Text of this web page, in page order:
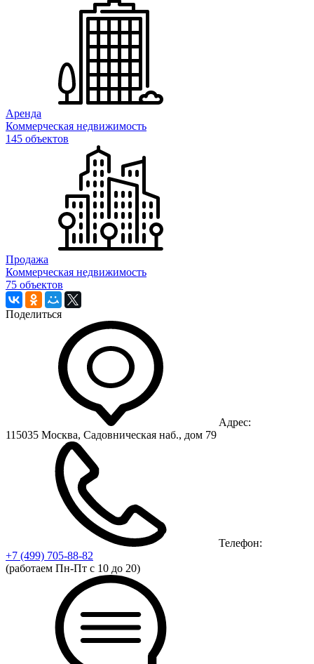
Аренда
Коммерческая недвижимость
145 объектов
Продажа
Коммерческая недвижимость
75 объектов
Поделиться
Адрес:
115035 Москва, Садовническая наб., дом 79
Телефон:
+7 (499) 705-88-82
(работаем Пн-Пт с 10 до 20)